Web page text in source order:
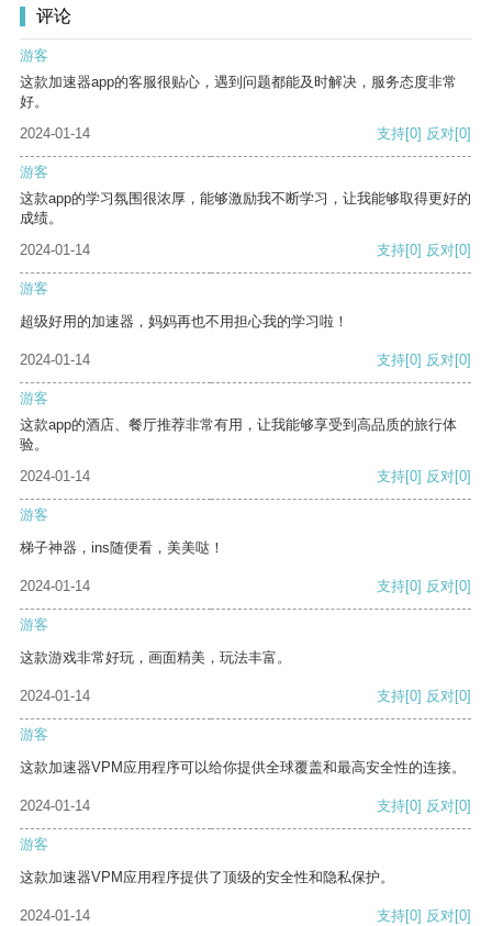
评论
游客
这款加速器app的客服很贴心，遇到问题都能及时解决，服务态度非常
好。
2024-01-14
支持[0] 反对[0]
游客
这款app的学习氛围很浓厚，能够激励我不断学习，让我能够取得更好的
成绩。
2024-01-14
支持[0] 反对[0]
游客
超级好用的加速器，妈妈再也不用担心我的学习啦！
2024-01-14 支持[0] 反对[0]
游客
这款app的酒店、餐厅推荐非常有用，让我能够享受到高品质的旅行体
验。
2024-01-14
支持[0] 反对[0]
游客
梯子神器，ins随便看，美美哒！
2024-01-14 支持[0] 反对[0]
游客
这款游戏非常好玩，画面精美，玩法丰富。
2024-01-14 支持[0] 反对[0]
游客
这款加速器VPM应用程序可以给你提供全球覆盖和最高安全性的连接。
2024-01-14 支持[0] 反对[0]
游客
这款加速器VPM应用程序提供了顶级的安全性和隐私保护。
2024-01-14 支持[0] 反对[0]